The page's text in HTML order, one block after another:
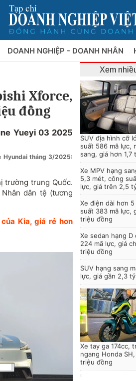
DOANH NGHIỆP - DOANH NHÂN
Xforce,
đồng
Yueyi 03 2025
Hyundai tháng 3/2025:
trường trung Quốc.
dân tệ (tương
Kia, giá rẻ hơn
Xem
SUV địa hình cỡ
suất 586 mã lực,
sang, giá hơn 1,7
Xe MPV hạng
5,3 mét, công
lực, giá trên 2,5
Xe điện dài hơn
suất 383 mã lực,
triệu đồng
Xe sedan hạng D
224 mã lực, giá
triệu đồng
SUV hạng sang
lực, giá gần 2,3
Xe tay ga 174cc,
ngang Honda
triệu đồng